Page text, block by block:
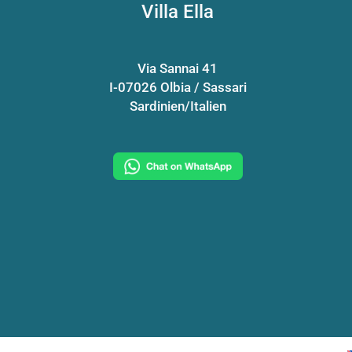
Villa Ella
Via Sannai 41
I-07026 Olbia / Sassari
Sardinien/Italien